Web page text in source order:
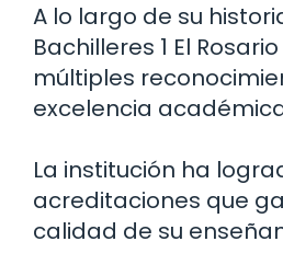
A lo largo de su
Bachilleres 1 El
múltiples
excelencia
La institución ha
acreditaciones que
calidad de su